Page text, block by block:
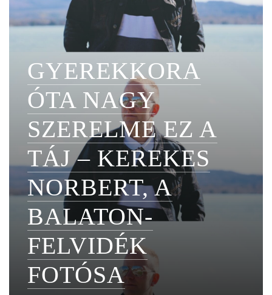
GYEREKKORA
ÓTA NAGY
SZERELME EZ A
TÁJ – KEREKES
NORBERT, A
BALATON-
FELVIDÉK
FOTÓSA